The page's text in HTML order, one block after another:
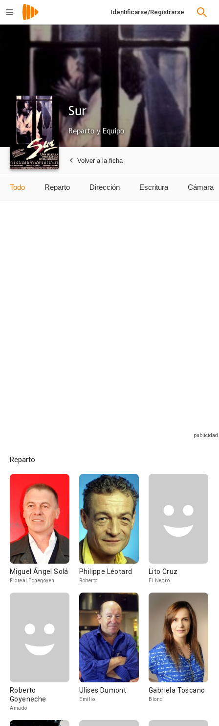
Identificarse/Registrarse
Sur
Reparto y Equipo
Volver a la ficha
Todo Reparto Dirección Escritura Cámara
Reparto
Miguel Ángel Solá
Floreal Echegoyen
Philippe Léotard
Roberto
Lito Cruz
El Negro
Roberto
Goyeneche
Amado
Ulises Dumont
Emilio
Gabriela Toscano
Blondi